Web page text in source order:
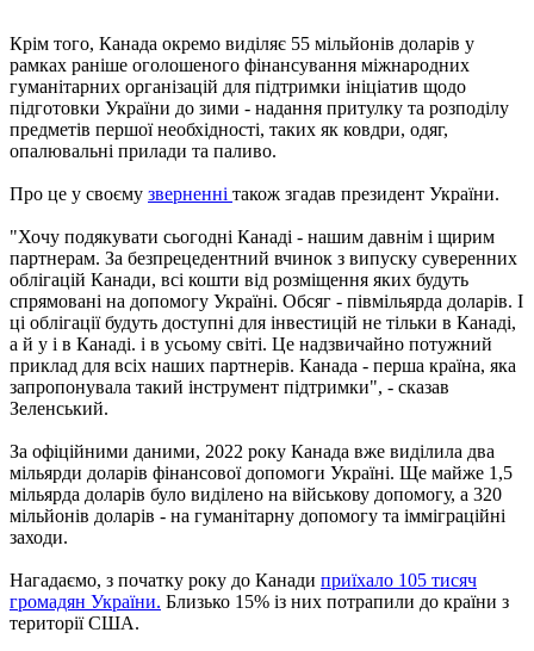
Крім того, Канада окремо виділяє 55 мільйонів доларів у
рамках раніше оголошеного фінансування міжнародних
гуманітарних організацій для підтримки ініціатив щодо
підготовки України до зими - надання притулку та розподілу
предметів першої необхідності, таких як ковдри, одяг,
опалювальні прилади та паливо.
Про це у своєму зверненні також згадав президент України.
"Хочу подякувати сьогодні Канаді - нашим давнім і щирим
партнерам. За безпрецедентний вчинок з випуску суверенних
облігацій Канади, всі кошти від розміщення яких будуть
спрямовані на допомогу Україні. Обсяг - півмільярда доларів. І
ці облігації будуть доступні для інвестицій не тільки в Канаді,
а й у і в Канаді. і в усьому світі. Це надзвичайно потужний
приклад для всіх наших партнерів. Канада - перша країна, яка
запропонувала такий інструмент підтримки", - сказав
Зеленський.
За офіційними даними, 2022 року Канада вже виділила два
мільярди доларів фінансової допомоги Україні. Ще майже 1,5
мільярда доларів було виділено на військову допомогу, а 320
мільйонів доларів - на гуманітарну допомогу та імміграційні
заходи.
Нагадаємо, з початку року до Канади приїхало 105 тисяч
громадян України. Близько 15% із них потрапили до країни з
території США.